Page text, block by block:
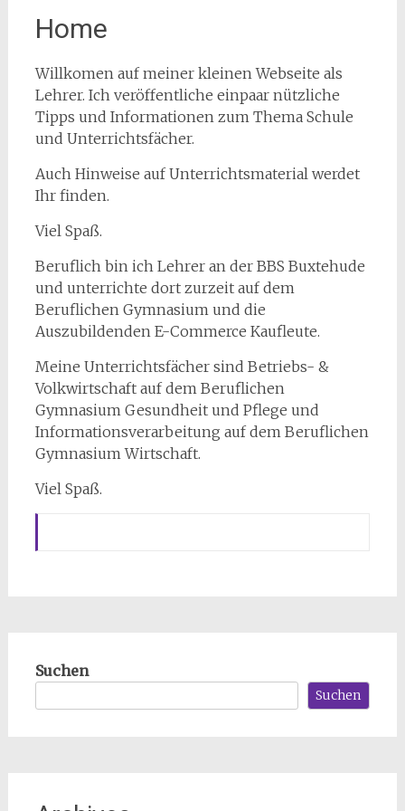
Home
Willkomen auf meiner kleinen Webseite als
Lehrer. Ich veröffentliche einpaar nützliche
Tipps und Informationen zum Thema Schule
und Unterrichtsfächer.
Auch Hinweise auf Unterrichtsmaterial werdet
Ihr finden.
Viel Spaß.
Beruflich bin ich Lehrer an der BBS Buxtehude
und unterrichte dort zurzeit auf dem
Beruflichen Gymnasium und die
Auszubildenden E-Commerce Kaufleute.
Meine Unterrichtsfächer sind Betriebs- &
Volkwirtschaft auf dem Beruflichen
Gymnasium Gesundheit und Pflege und
Informationsverarbeitung auf dem Beruflichen
Gymnasium Wirtschaft.
Viel Spaß.
Suchen
Suchen